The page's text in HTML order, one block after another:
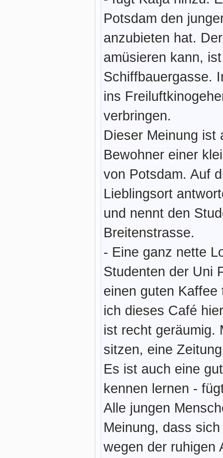
Potsdam den
anzubieten hat.
amüsieren kann,
Schiffbauergasse.
ins
verbringen.
Dieser Meinung ist
Bewohner einer
von Potsdam. Auf
Lieblingsort
und nennt den
Breitenstrasse.
- Eine ganz nette
Studenten der Uni
einen guten
ich dieses Café
ist recht geräumig.
sitzen, eine
Es ist auch eine
kennen lernen -
Alle jungen
Meinung, dass
wegen der ruhigen